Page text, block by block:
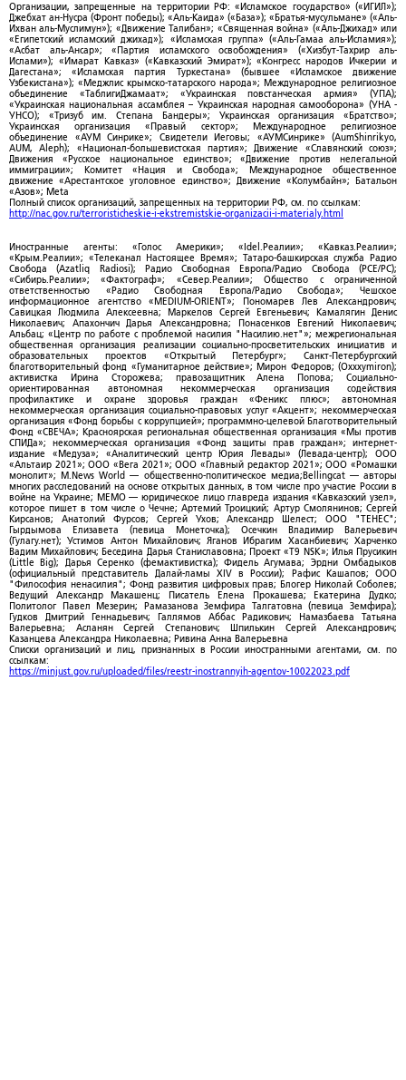
Организации, запрещенные на территории РФ: «Исламское государство» («ИГИЛ»);
Джебхат ан-Нусра (Фронт победы); «Аль-Каида» («База»); «Братья-мусульмане» («Аль-
Ихван аль-Муслимун»); «Движение Талибан»; «Священная война» («Аль-Джихад» или
«Египетский исламский джихад»); «Исламская группа» («Аль-Гамаа аль-Исламия»);
«Асбат аль-Ансар»; «Партия исламского освобождения» («Хизбут-Тахрир аль-
Ислами»); «Имарат Кавказ» («Кавказский Эмират»); «Конгресс народов Ичкерии и
Дагестана»; «Исламская партия Туркестана» (бывшее «Исламское движение
Узбекистана»); «Меджлис крымско-татарского народа»; Международное религиозное
объединение «ТаблигиДжамаат»; «Украинская повстанческая армия» (УПА);
«Украинская национальная ассамблея – Украинская народная самооборона» (УНА -
УНСО); «Тризуб им. Степана Бандеры»; Украинская организация «Братство»;
Украинская организация «Правый сектор»; Международное религиозное
объединение «АУМ Синрике»; Свидетели Иеговы; «АУМСинрике» (AumShinrikyo,
AUM, Aleph); «Национал-большевистская партия»; Движение «Славянский союз»;
Движения «Русское национальное единство»; «Движение против нелегальной
иммиграции»; Комитет «Нация и Свобода»; Международное общественное
движение «Арестантское уголовное единство»; Движение «Колумбайн»; Батальон
«Азов»; Meta
Полный список организаций, запрещенных на территории РФ, см. по ссылкам:
http://nac.gov.ru/terroristicheskie-i-ekstremistskie-organizacii-i-materialy.html
Иностранные агенты: «Голос Америки»; «Idel.Реалии»; «Кавказ.Реалии»;
«Крым.Реалии»; «Телеканал Настоящее Время»; Татаро-башкирская служба Радио
Свобода (Azatliq Radiosi); Радио Свободная Европа/Радио Свобода (PCE/PC);
«Сибирь.Реалии»; «Фактограф»; «Север.Реалии»; Общество с ограниченной
ответственностью «Радио Свободная Европа/Радио Свобода»; Чешское
информационное агентство «MEDIUM-ORIENT»; Пономарев Лев Александрович;
Савицкая Людмила Алексеевна; Маркелов Сергей Евгеньевич; Камалягин Денис
Николаевич; Апахончич Дарья Александровна; Понасенков Евгений Николаевич;
Альбац; «Центр по работе с проблемой насилия "Насилию.нет"»; межрегиональная
общественная организация реализации социально-просветительских инициатив и
образовательных проектов «Открытый Петербург»; Санкт-Петербургский
благотворительный фонд «Гуманитарное действие»; Мирон Федоров; (Oxxxymiron);
активистка Ирина Сторожева; правозащитник Алена Попова; Социально-
ориентированная автономная некоммерческая организация содействия
профилактике и охране здоровья граждан «Феникс плюс»; автономная
некоммерческая организация социально-правовых услуг «Акцент»; некоммерческая
организация «Фонд борьбы с коррупцией»; программно-целевой Благотворительный
Фонд «СВЕЧА»; Красноярская региональная общественная организация «Мы против
СПИДа»; некоммерческая организация «Фонд защиты прав граждан»; интернет-
издание «Медуза»; «Аналитический центр Юрия Левады» (Левада-центр); ООО
«Альтаир 2021»; ООО «Вега 2021»; ООО «Главный редактор 2021»; ООО «Ромашки
монолит»; M.News World — общественно-политическое медиа;Bellingcat — авторы
многих расследований на основе открытых данных, в том числе про участие России в
войне на Украине; МЕМО — юридическое лицо главреда издания «Кавказский узел»,
которое пишет в том числе о Чечне; Артемий Троицкий; Артур Смолянинов; Сергей
Кирсанов; Анатолий Фурсов; Сергей Ухов; Александр Шелест; ООО "ТЕНЕС";
Гырдымова Елизавета (певица Монеточка); Осечкин Владимир Валерьевич
(Гулагу.нет); Устимов Антон Михайлович; Яганов Ибрагим Хасанбиевич; Харченко
Вадим Михайлович; Беседина Дарья Станиславовна; Проект «T9 NSK»; Илья Прусикин
(Little Big); Дарья Серенко (фемактивистка); Фидель Агумава; Эрдни Омбадыков
(официальный представитель Далай-ламы XIV в России); Рафис Кашапов; ООО
"Философия ненасилия"; Фонд развития цифровых прав; Блогер Николай Соболев;
Ведущий Александр Макашенц; Писатель Елена Прокашева; Екатерина Дудко;
Политолог Павел Мезерин; Рамазанова Земфира Талгатовна (певица Земфира);
Гудков Дмитрий Геннадьевич; Галлямов Аббас Радикович; Намазбаева Татьяна
Валерьевна; Асланян Сергей Степанович; Шпилькин Сергей Александрович;
Казанцева Александра Николаевна; Ривина Анна Валерьевна
Списки организаций и лиц, признанных в России иностранными агентами, см. по
ссылкам:
https://minjust.gov.ru/uploaded/files/reestr-inostrannyih-agentov-10022023.pdf